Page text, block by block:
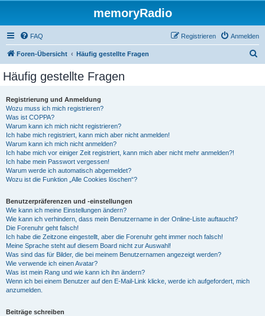
memoryRadio
FAQ Anmelden
Registrieren
Foren-Übersicht Häufig gestellte Fragen
Häufig gestellte Fragen
Registrierung und Anmeldung
Wozu muss ich mich registrieren?
Was ist COPPA?
Warum kann ich mich nicht registrieren?
Ich habe mich registriert, kann mich aber nicht anmelden!
Warum kann ich mich nicht anmelden?
Ich habe mich vor einiger Zeit registriert, kann mich aber nicht mehr anmelden?!
Ich habe mein Passwort vergessen!
Warum werde ich automatisch abgemeldet?
Wozu ist die Funktion „Alle Cookies löschen“?
Benutzerpräferenzen und -einstellungen
Wie kann ich meine Einstellungen ändern?
Wie kann ich verhindern, dass mein Benutzername in der Online-Liste auftaucht?
Die Forenuhr geht falsch!
Ich habe die Zeitzone eingestellt, aber die Forenuhr geht immer noch falsch!
Meine Sprache steht auf diesem Board nicht zur Auswahl!
Was sind das für Bilder, die bei meinem Benutzernamen angezeigt werden?
Wie verwende ich einen Avatar?
Was ist mein Rang und wie kann ich ihn ändern?
Wenn ich bei einem Benutzer auf den E-Mail-Link klicke, werde ich aufgefordert, mich
anzumelden.
Beiträge schreiben